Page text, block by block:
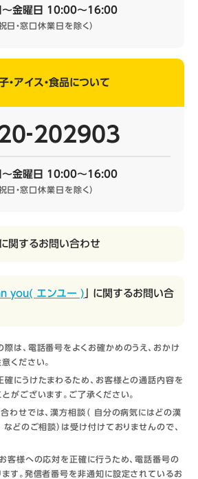
～金曜日 10:00～16:00
祝日・窓口休業日を除く）
・アイス・食品について
～金曜日 10:00～16:00
祝日・窓口休業日を除く）
に関するお問い合わせ
you( エンユー ) 」 に関するお問い合
は、電話番号をよくお確かめのうえ、おかけ
ください。
にうけたまわるため、お客様との通話内容を
がございます。ご了承ください。
わせでは、漢方相談（ 自分の病気にはどの漢
どのご相談）は受け付けておりませんので、
客様への応対を正確に行うため、電話番号の
す。発信者番号を非通知に設定されているお